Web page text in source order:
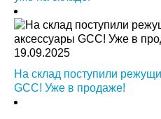
19.09.2025
На склад поступили
GCC! Уже в продаже!